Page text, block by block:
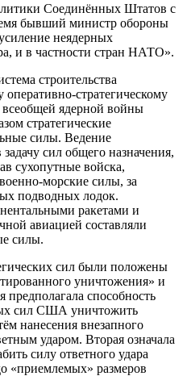
Соединённых Штатов с
бывший министр обороны
неядерных
и в частности стран НАТО».
строительства
стратегическому
ядерной войны
стратегические
силы. Ведение
сил общего назначения,
сухопутные войска,
морские силы, за
подводных лодок.
ракетами и
авиацией составляли
силы.
сил были положены
уничтожения» и
способность
сил США уничтожить
нанесения внезапного
ударом. Вторая означала
силу ответного удapa
«приемлемых» размеров